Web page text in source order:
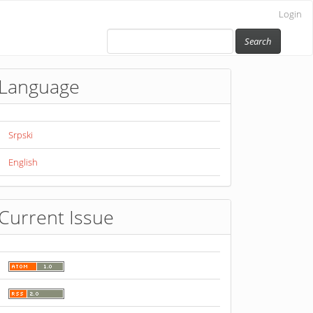
Login
Search
Language
Srpski
English
Issue